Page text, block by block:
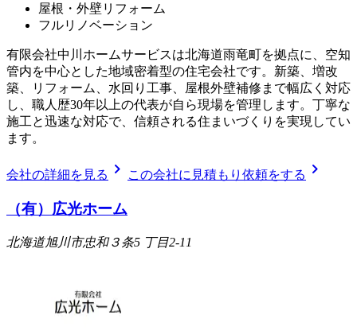
屋根・外壁リフォーム
フルリノベーション
有限会社中川ホームサービスは北海道雨竜町を拠点に、空知
管内を中心とした地域密着型の住宅会社です。新築、増改
築、リフォーム、水回り工事、屋根外壁補修まで幅広く対応
し、職人歴30年以上の代表が自ら現場を管理します。丁寧な
施工と迅速な対応で、信頼される住まいづくりを実現してい
ます。
会社の詳細を見る chevron_right この会社に見積もり依頼をする chevron_right
（有）広光ホーム
北海道旭川市忠和３条5 丁目2-11